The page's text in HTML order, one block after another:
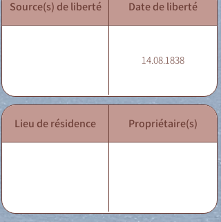
Source(s) de liberté Date de liberté
14.08.1838
Lieu de résidence Propriétaire(s)